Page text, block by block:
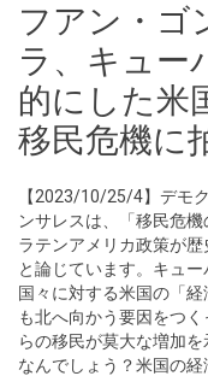
フアン・ゴ
ラ、キュー
的にした米
移民危機に
【2023/10/25/4】デモ
ンサレスは、「移民危
ラテンアメリカ政策が
と論じています。キュ
国々に対する米国の「
も北へ向かう要因をつ
らの移民が莫大な増加
なんでしょう？米国の